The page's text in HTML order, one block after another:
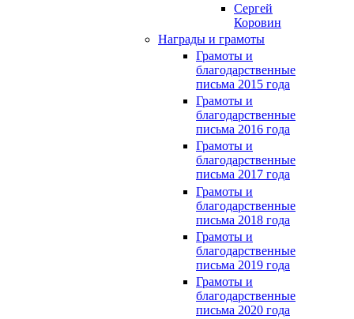
Сергей
Коровин
Награды и грамоты
Грамоты и
благодарственные
письма 2015 года
Грамоты и
благодарственные
письма 2016 года
Грамоты и
благодарственные
письма 2017 года
Грамоты и
благодарственные
письма 2018 года
Грамоты и
благодарственные
письма 2019 года
Грамоты и
благодарственные
письма 2020 года